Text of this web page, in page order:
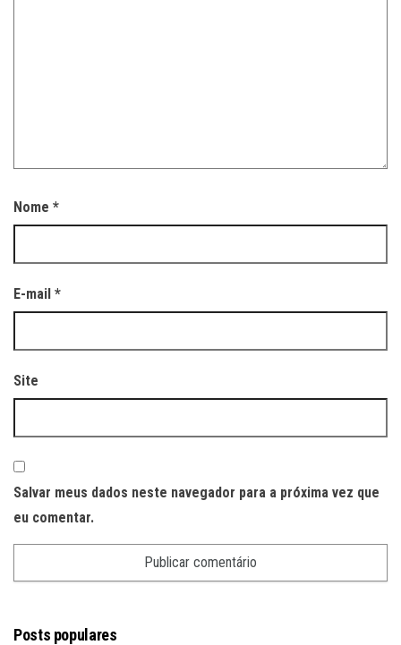
Nome *
E-mail *
Site
Salvar meus dados neste navegador para a próxima vez que
eu comentar.
Posts populares